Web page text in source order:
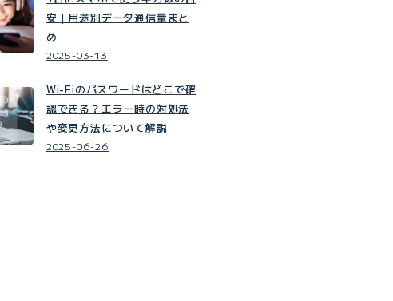
安｜用途別データ通信量まと
め
2025-03-13
Wi-Fiのパスワードはどこで確
認できる？エラー時の対処法
や変更方法について解説
2025-06-26